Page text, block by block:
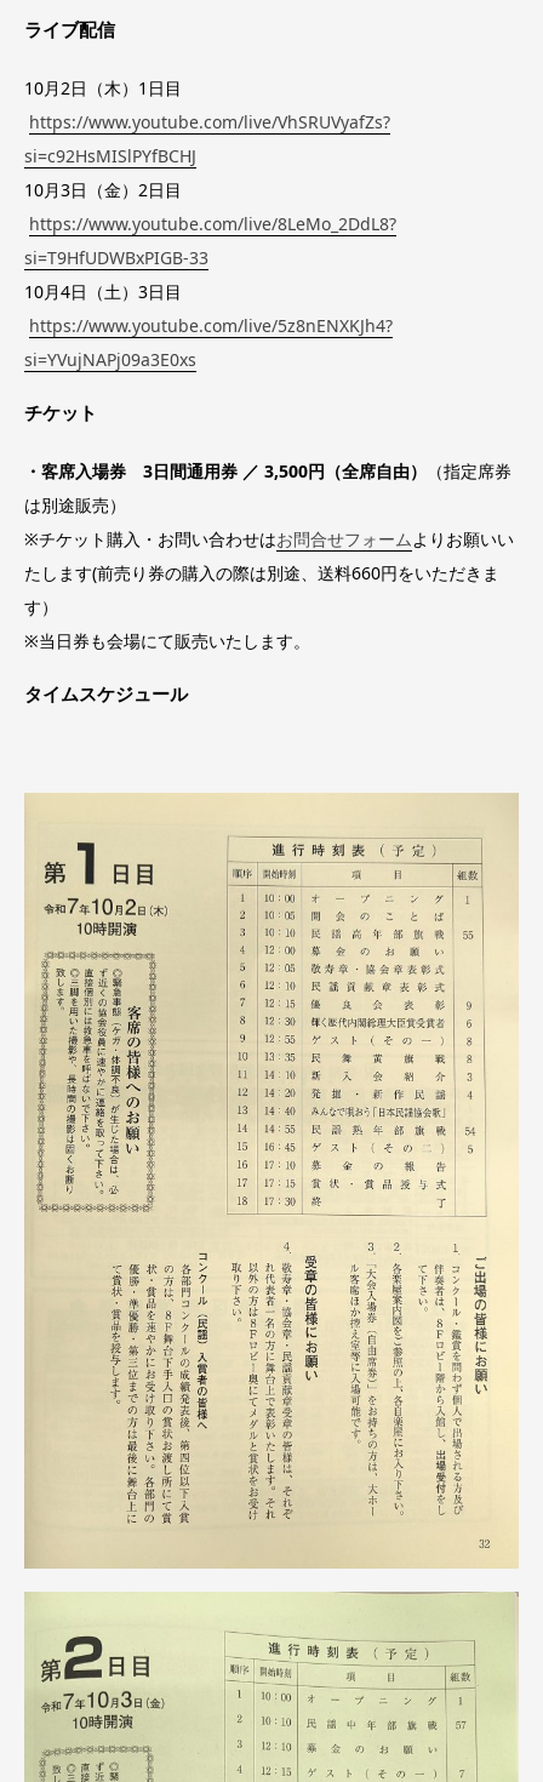
ライブ配信
10月2日（木）1日目
https://www.youtube.com/live/VhSRUVyafZs?
si=c92HsMISlPYfBCHJ
10月3日（金）2日目
https://www.youtube.com/live/8LeMo_2DdL8?
si=T9HfUDWBxPIGB-33
10月4日（土）3日目
https://www.youtube.com/live/5z8nENXKJh4?
si=YVujNAPj09a3E0xs
チケット
・客席入場券 3日間通用券 ／ 3,500円（全席自由）
（指定席券
は別途販売）
※チケット購入・お問い合わせはお問合せフォームよりお願いい
たします(前売り券の購入の際は別途、送料660円をいただきま
す）
※当日券も会場にて販売いたします。
タイムスケジュール